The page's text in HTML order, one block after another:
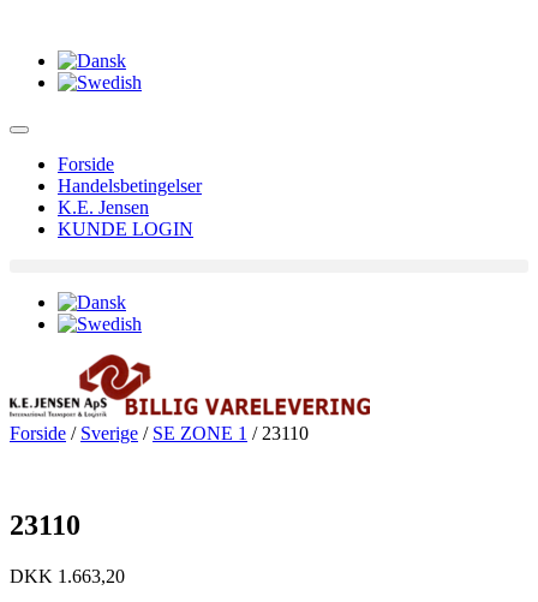
Forside
Handelsbetingelser
K.E. Jensen
KUNDE LOGIN
Forside / Sverige / SE ZONE 1 / 23110
23110
DKK 1.663,20